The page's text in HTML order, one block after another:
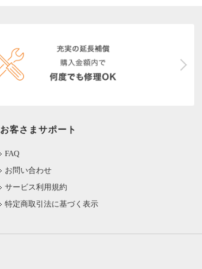
お客さまサポート
FAQ
お問い合わせ
サービス利用規約
特定商取引法に基づく表示